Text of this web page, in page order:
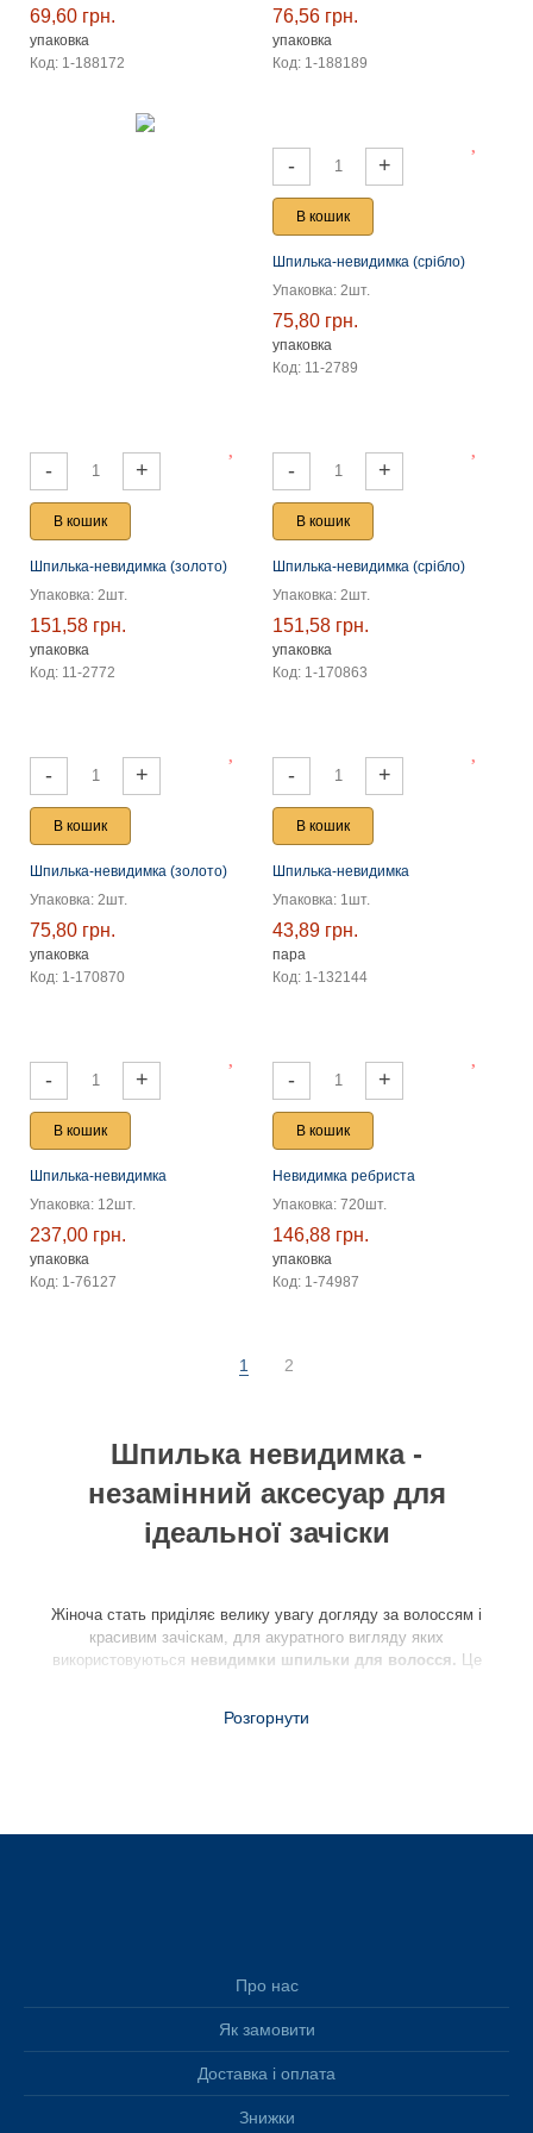
69,60 грн.
упаковка
Код: 1-188172
76,56 грн.
упаковка
Код: 1-188189
- +
В кошик
Шпилька-невидимка (срібло)
Упаковка: 2шт.
75,80 грн.
упаковка
Код: 11-2789
- +
В кошик
Шпилька-невидимка (золото)
Упаковка: 2шт.
151,58 грн.
упаковка
Код: 11-2772
- +
В кошик
Шпилька-невидимка (срібло)
Упаковка: 2шт.
151,58 грн.
упаковка
Код: 1-170863
- +
В кошик
Шпилька-невидимка (золото)
Упаковка: 2шт.
75,80 грн.
упаковка
Код: 1-170870
- +
В кошик
Шпилька-невидимка
Упаковка: 1шт.
43,89 грн.
пара
Код: 1-132144
- +
В кошик
Шпилька-невидимка
Упаковка: 12шт.
237,00 грн.
упаковка
Код: 1-76127
- +
В кошик
Невидимка ребриста
Упаковка: 720шт.
146,88 грн.
упаковка
Код: 1-74987
1 2
Шпилька невидимка-
незамінний аксесуар для
ідеальної зачіски
Жіноча стать приділяє велику увагу догляду за волоссям і
красивим зачіскам, для акуратного вигляду яких
використовуються невидимки шпильки для волосся. Це
дівчини. Чи то високий гладкий хвіст, косички або складні
хвилясту поверхню, за рахунок чого не зісковзують з волосся.
Невидимка для волосся оптоммає на кінчикахспеціальні
заокруглення, завдяки яким не дряпається шкіра голови.
Виробиз якісної сталі легко утримують важкі пасма і не
деформуються при тривалому застосуванні.
Розгорнути
Про нас
Як замовити
Доставка і оплата
Знижки